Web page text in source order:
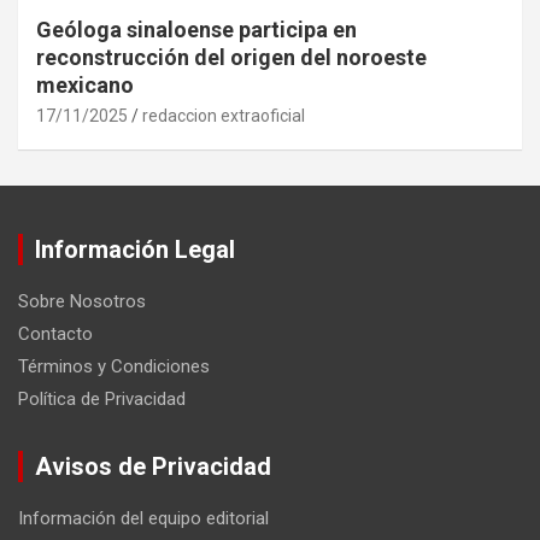
Geóloga sinaloense participa en
reconstrucción del origen del noroeste
mexicano
17/11/2025 redaccion extraoficial
Información Legal
Sobre Nosotros
Contacto
Términos y Condiciones
Política de Privacidad
Avisos de Privacidad
Información del equipo editorial